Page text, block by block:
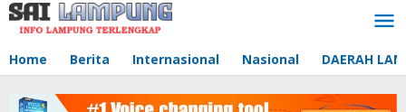
Lewati
Home Berita Internasional Nasional DAERAH